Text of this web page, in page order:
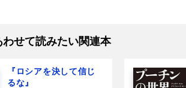
わせて読みたい関連本
『ロシアを決して信じ
るな』